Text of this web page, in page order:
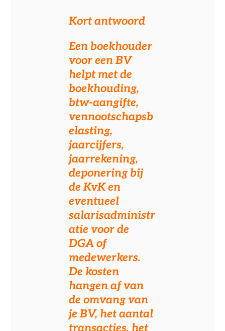
Kort antwoord
Een boekhouder
voor een BV
helpt met de
boekhouding,
btw-aangifte,
vennootschapsb
elasting,
jaarcijfers,
jaarrekening,
deponering bij
de KvK en
eventueel
salarisadministr
atie voor de
DGA of
medewerkers.
De kosten
hangen af van
de omvang van
je BV, het aantal
transacties, het